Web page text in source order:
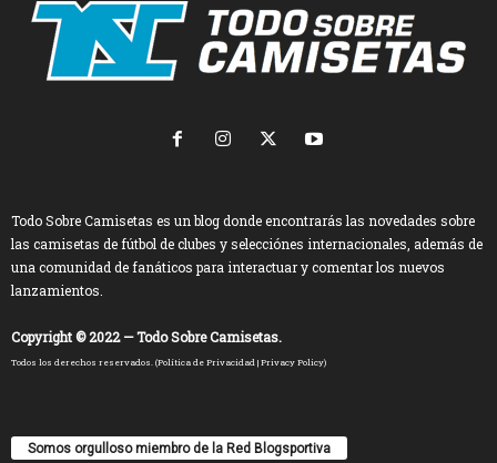
Todo Sobre Camisetas es un blog donde encontrarás las novedades sobre
las camisetas de fútbol de clubes y selecciónes internacionales, además de
una comunidad de fanáticos para interactuar y comentar los nuevos
lanzamientos.
Copyright © 2022 — Todo Sobre Camisetas.
Todos los derechos reservados. (Política de Privacidad | Privacy Policy)
Somos orgulloso miembro de la Red Blogsportiva